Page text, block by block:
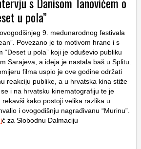
u pola”
9. međunarodnog festivala
Povezano je to motivom hrane i s
“Deset u pola” koji je oduševio publiku
Sarajeva, a ideja je nastala baš u Splitu.
filma uspio je ove godine održati
reakciju publike, a u hrvatska kina stiže
i na hrvatsku kinematografiju te je
kako postoji velika razlika u
i ovogodišnju nagrađivanu “Murinu”.
ć za Slobodnu Dalmaciju